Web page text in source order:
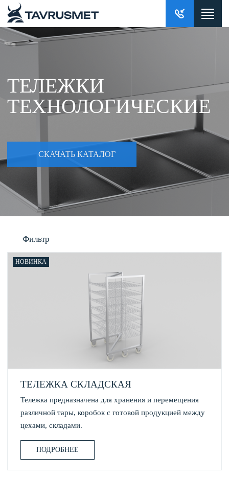
ТЕЛЕЖКИ
ТЕХНОЛОГИЧЕСКИЕ
СКАЧАТЬ КАТАЛОГ
Фильтр
НОВИНКА
ТЕЛЕЖКА СКЛАДСКАЯ
Тележка предназначена для хранения и перемещения
различной тары, коробок с готовой продукцией между
цехами, складами.
ПОДРОБНЕЕ